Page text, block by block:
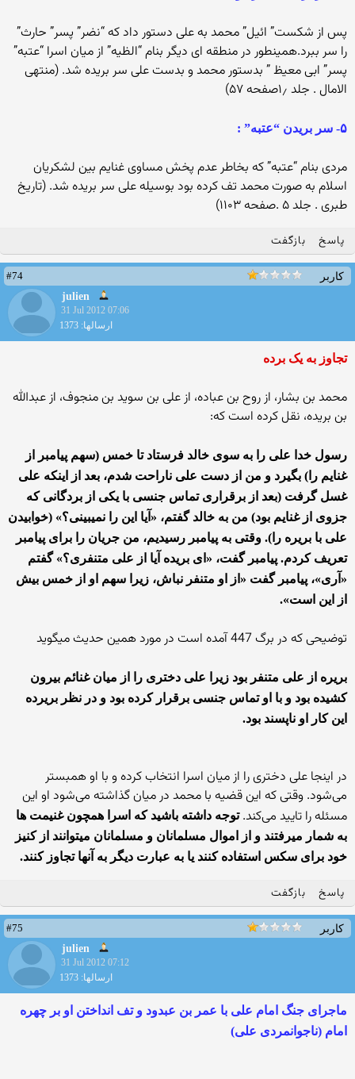
پس از شکست” ائیل” محمد به علی دستور داد که “نضر” پسر” حارث”
را سر ببرد.همینطور در منطقه ای دیگر بنام “الظیه” از میان اسرا “عتبه”
پسر” ابی معیظ ” بدستور محمد و بدست علی سر بریده شد. (منتهی
الامال . جلد ۱٫صفحه ۵۷)
۵- سر بریدن “عتبه” :
مردی بنام “عتبه” که بخاطر عدم پخش مساوی غنایم بین لشکریان
اسلام به صورت محمد تف کرده بود بوسیله علی سر بریده شد. (تاریخ
طبری . جلد ۵ .صفحه ۱۱۰۳)
پاسخ بازگفت
کاربر
#74
julien
31 Jul 2012 07:06
ارسالها: 1373
تجاوز به یک برده
محمد بن بشار، از روح بن عباده، از علی بن سوید بن منجوف، از عبدالله
بن بریده، نقل کرده است که:
رسول خدا علی را به سوی خالد فرستاد تا خمس (سهم پیامبر از
غنایم را) بگیرد و من از دست علی ناراحت شدم، بعد از اینکه علی
غسل گرفت (بعد از برقراری تماس جنسی با یکی از بردگانی که
جزوی از غنایم بود) من به خالد گفتم، «آیا این را نمیبینی؟» (خوابیدن
علی با بریره را). وقتی به پیامبر رسیدیم، من جریان را برای پیامبر
تعریف کردم. پیامبر گفت، «ای بریده آیا از علی متنفری؟» گفتم
«آری»، پیامبر گفت «از او متنفر نباش، زیرا سهم او از خمس بیش
از این است».
توضیحی که در برگ 447 آمده است در مورد همین حدیث میگوید
بریره از علی متنفر بود زیرا علی دختری را از میان غنائم بیرون
کشیده بود و با او تماس جنسی برقرار کرده بود و در نظر بریرده
این کار او ناپسند بود.
در اینجا علی دختری را از میان اسرا انتخاب کرده و با او همبستر
می‌شود. وقتی که این قضیه با محمد در میان گذاشته می‌شود او این
مسئله را تایید می‌کند.توجه داشته باشید که اسرا همچون غنیمت ها
به شمار میرفتند و از اموال مسلمانان و مسلمانان میتوانند از کنیز
خود برای سکس استفاده کنند یا به عبارت دیگر به آنها تجاوز کنند.
پاسخ بازگفت
کاربر
#75
julien
31 Jul 2012 07:12
ارسالها: 1373
ماجرای جنگ امام علی با عمر بن عبدود و تف انداختن او بر چهره
امام (ناجوانمردی علی)